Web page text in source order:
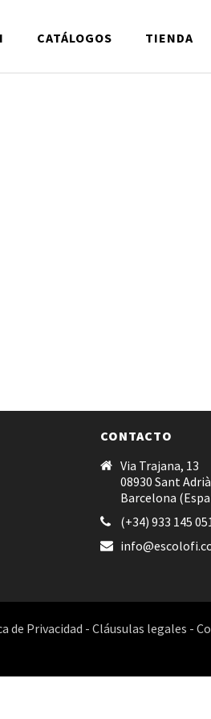
CATÁLOGOS TIENDA
CONTACTO
Via Trajana, 13
08930 Sant
Barcelona
(+34) 933 145
de Privacidad - Cláusulas legales -